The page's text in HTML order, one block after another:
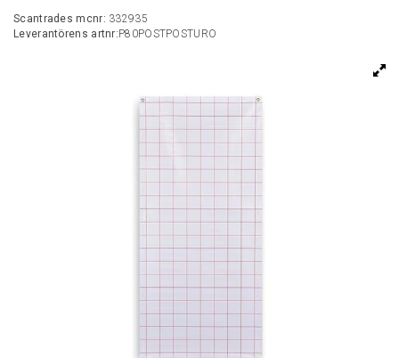
Scantrades mcnr: 332935
Leverantörens artnr:P80POSTPOSTURO